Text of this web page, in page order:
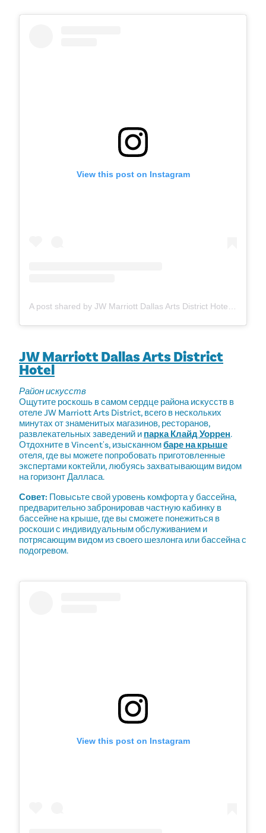
View this post on Instagram
A post shared by JW Marriott Dallas Arts District Hotel (@jwmarriottdallas)
JW Marriott Dallas Arts District
Hotel
Район искусств
Ощутите роскошь в самом сердце района искусств в
отеле JW Marriott Arts District, всего в нескольких
минутах от знаменитых магазинов, ресторанов,
развлекательных заведений и парка Клайд Уоррен.
Отдохните в Vincent's, изысканномбаре на крыше
отеля, где вы можете попробовать приготовленные
экспертами коктейли, любуясь захватывающим видом
на горизонт Далласа.
Совет: Повысьте свой уровень комфорта у бассейна,
предварительно забронировав частную кабинку в
бассейне на крыше, где вы сможете понежиться в
роскоши с индивидуальным обслуживанием и
потрясающим видом из своего шезлонга или бассейна с
подогревом.
View this post on Instagram